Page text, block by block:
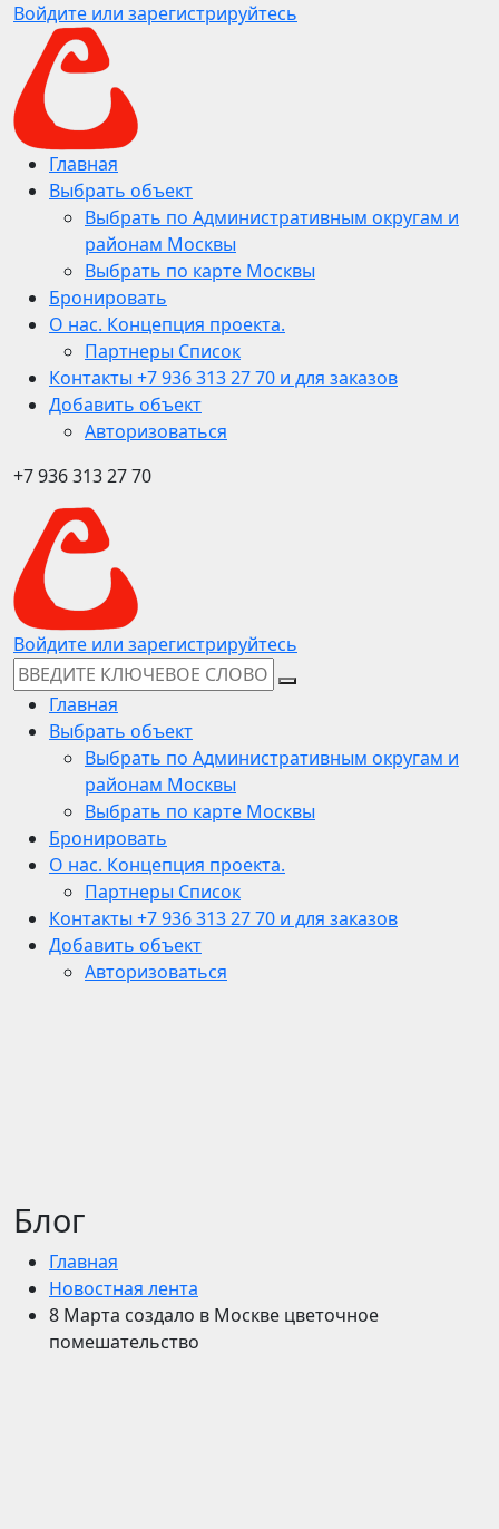
Войдите или зарегистрируйтесь
Главная
Выбрать объект
Выбрать по Административным округам и
районам Москвы
Выбрать по карте Москвы
Бронировать
О нас. Концепция проекта.
Партнеры Список
Контакты +7 936 313 27 70 и для заказов
Добавить объект
Авторизоваться
+7 936 313 27 70
Войдите или зарегистрируйтесь
Главная
Выбрать объект
Выбрать по Административным округам и
районам Москвы
Выбрать по карте Москвы
Бронировать
О нас. Концепция проекта.
Партнеры Список
Контакты +7 936 313 27 70 и для заказов
Добавить объект
Авторизоваться
Блог
Главная
Новостная лента
8 Марта создало в Москве цветочное
помешательство